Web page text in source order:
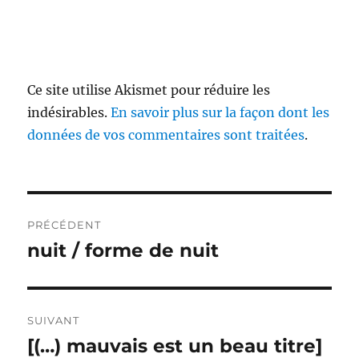
Ce site utilise Akismet pour réduire les
indésirables.En savoir plus sur la façon dont les
données de vos commentaires sont traitées.
de
PRÉCÉDENT
Publication
nuit / forme de nuit
SUIVANT
Publication
[(…) mauvais est un beau titre]